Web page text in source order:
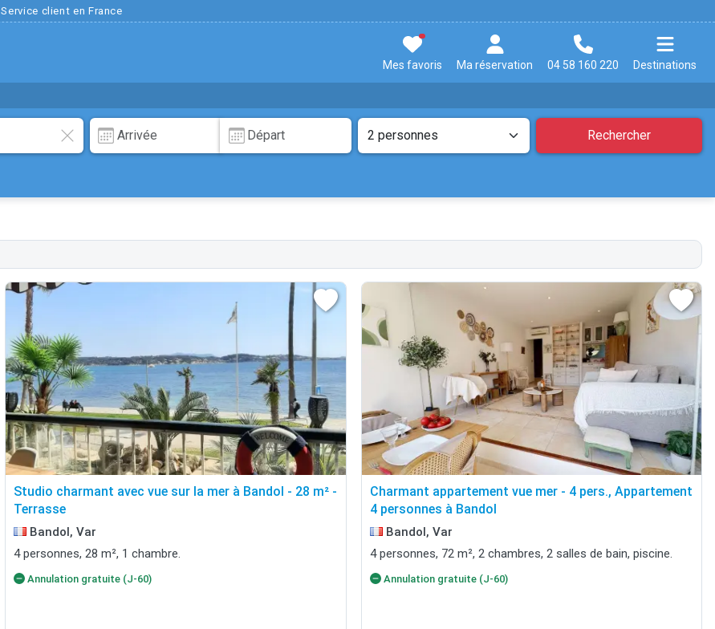
Service client en France
Mes favoris Ma réservation 04 58 160 220 Destinations
Rechercher
Studio charmant avec vue sur la mer à Bandol - 28 m² -
Terrasse
Bandol, Var
4 personnes, 28 m², 1 chambre.
Annulation gratuite (J-60)
Charmant appartement vue mer - 4 pers., Appartement
4 personnes à Bandol
Bandol, Var
4 personnes, 72 m², 2 chambres, 2 salles de bain, piscine.
Annulation gratuite (J-60)